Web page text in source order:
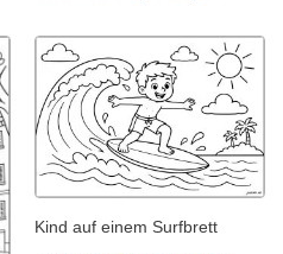
Kind auf einem Surfbrett